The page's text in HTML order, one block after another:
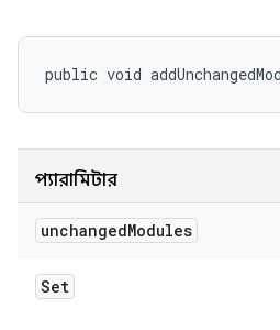
public void
প্যারামিটার
unchangedModules
Set